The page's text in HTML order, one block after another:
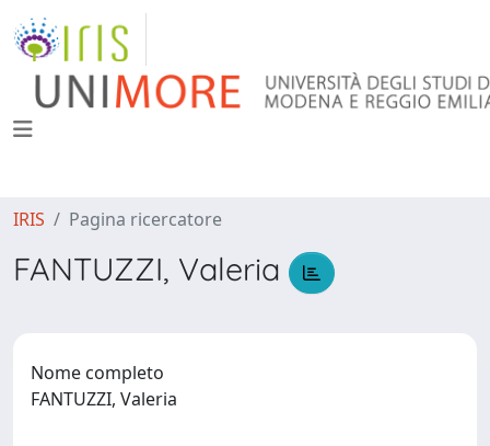
IRIS Pagina ricercatore
FANTUZZI, Valeria
Nome completo
FANTUZZI, Valeria